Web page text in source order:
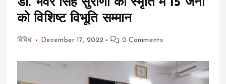
को विशिष्ट विभूति सम्मान
विविध December 17, 2022 0 Comments